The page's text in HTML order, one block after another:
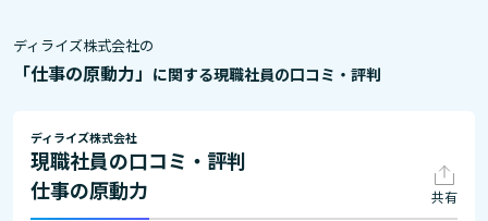
ディライズ株式会社の
「仕事の原動力」 に関する現職社員の口コミ・評判
ディライズ株式会社
現職社員の口コミ・評判
仕事の原動力
共有